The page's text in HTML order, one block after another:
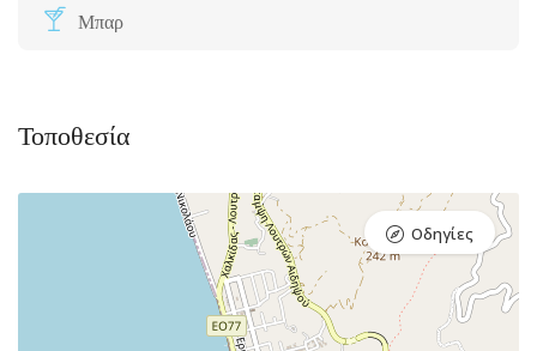
Μπαρ
Τοποθεσία
Οδηγίες